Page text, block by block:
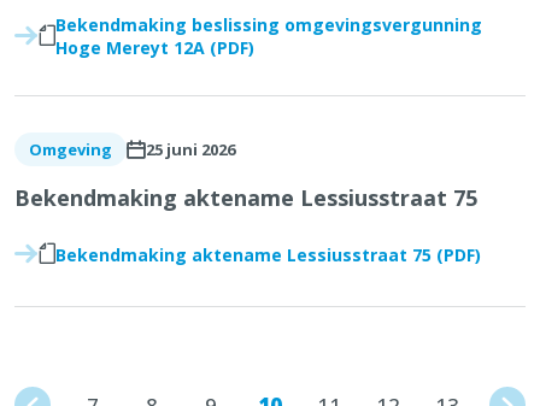
Bekendmaking beslissing omgevingsvergunning
Hoge Mereyt 12A (PDF)
Omgeving 25 juni 2026
Bekendmaking aktename Lessiusstraat 75
Bekendmaking aktename Lessiusstraat 75 (PDF)